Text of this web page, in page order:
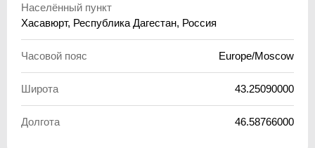
Населённый пункт
Хасавюрт, Республика Дагестан, Россия
Часовой пояс Europe/Moscow
Широта 43.25090000
Долгота 46.58766000